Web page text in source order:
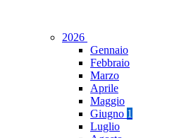
2026
Gennaio
Febbraio
Marzo
Aprile
Maggio
Giugno 1
Luglio